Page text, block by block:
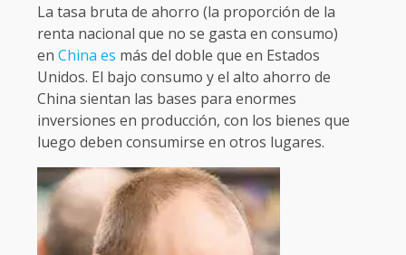
La tasa bruta de ahorro (la proporción de la
renta nacional que no se gasta en consumo)
en China es más del doble que en Estados
Unidos. El bajo consumo y el alto ahorro de
China sientan las bases para enormes
inversiones en producción, con los bienes que
luego deben consumirse en otros lugares.